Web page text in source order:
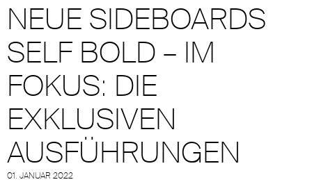
NEUE SIDEBOARDS
SELF BOLD – IM
FOKUS: DIE
EXKLUSIVEN
AUSFÜHRUNGEN
01. JANUAR 2022